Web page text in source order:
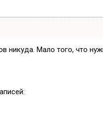
никуда. Мало того, что